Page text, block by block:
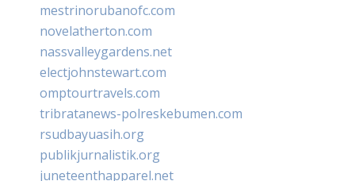
mestrinorubanofc.com
novelatherton.com
nassvalleygardens.net
electjohnstewart.com
omptourtravels.com
tribratanews-polreskebumen.com
rsudbayuasih.org
publikjurnalistik.org
juneteenthapparel.net